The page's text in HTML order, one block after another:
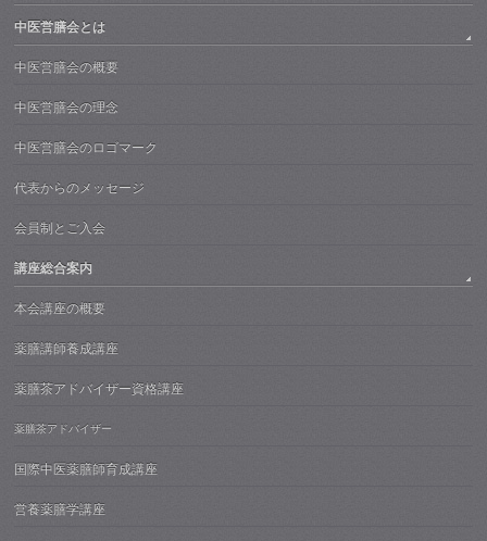
中医営膳会とは
中医営膳会の概要
中医営膳会の理念
中医営膳会のロゴマーク
代表からのメッセージ
会員制とご入会
講座総合案内
本会講座の概要
薬膳講師養成講座
薬膳茶アドバイザー資格講座
薬膳茶アドバイザー
国際中医薬膳師育成講座
営養薬膳学講座